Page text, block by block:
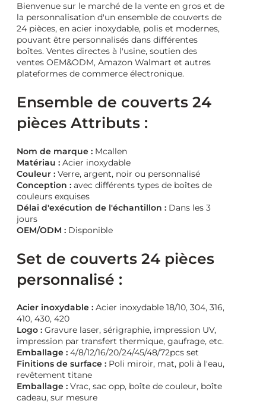
Bienvenue sur le marché de la vente en gros et de
la personnalisation d'un ensemble de couverts de
24 pièces, en acier inoxydable, polis et modernes,
pouvant être personnalisés dans différentes
boîtes. Ventes directes à l'usine, soutien des
ventes OEM&ODM, Amazon Walmart et autres
plateformes de commerce électronique.
Ensemble de couverts 24
pièces Attributs :
Nom de marque : Mcallen
Matériau : Acier inoxydable
Couleur : Verre, argent, noir ou personnalisé
Conception : avec différents types de boîtes de
couleurs exquises
Délai d'exécution de l'échantillon : Dans les 3
jours
OEM/ODM : Disponible
Set de couverts 24 pièces
personnalisé :
Acier inoxydable : Acier inoxydable 18/10, 304, 316,
410, 430, 420
Logo : Gravure laser, sérigraphie, impression UV,
impression par transfert thermique, gaufrage, etc.
Emballage : 4/8/12/16/20/24/45/48/72pcs set
Finitions de surface : Poli miroir, mat, poli à l'eau,
revêtement titane
Emballage : Vrac, sac opp, boîte de couleur, boîte
cadeau, sur mesure